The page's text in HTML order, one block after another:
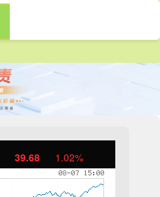
39.68 1.02%